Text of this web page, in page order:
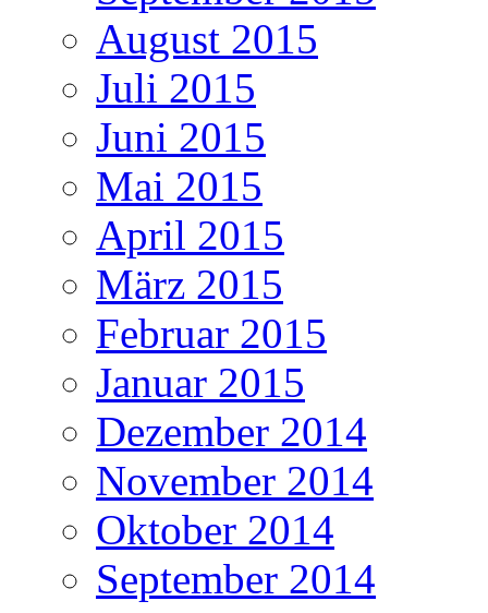
August 2015
Juli 2015
Juni 2015
Mai 2015
April 2015
März 2015
Februar 2015
Januar 2015
Dezember 2014
November 2014
Oktober 2014
September 2014